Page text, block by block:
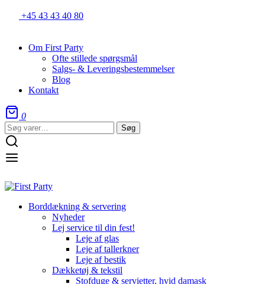
+45 43 43 40 80
Om First Party
Ofte stillede spørgsmål
Salgs- & Leveringsbestemmelser
Blog
Kontakt
0
Søg
efter:
Søg
Borddækning & servering
Nyheder
Lej service til din fest!
Leje af glas
Leje af tallerkner
Leje af bestik
Dækketøj & tekstil
Stofduge & servietter, hvid damask